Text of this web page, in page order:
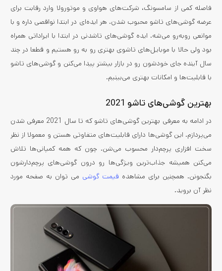
فاصله کمی از سامسونگ، شرکت‌های هواوی و موتورولا وارد رقابت برای
عرضه گوشی‌های تاشو محبوب شدن. هر ایده‌ای در ابتدا نواقصی داره و با
موانعی رو‌به‌رو می‌شه. ایده گوشی‌های تاشدنی در ابتدا با ایراداتی همراه
بود ولی حالا با موبایل‌های تاشوی بهتری رو به رو هستیم و قطعا در چند
سال آینده جای خودشون رو در بازار بیشتر پیدا می‌کنن و گوشی‌های تاشو
با قابلیت‌ها و امکانات بهتری می‌بینیم.
بهترین گوشی‌های تاشو 2021
در ادامه به معرفی بهترین گوشی‌های تاشو که تا سال 2021 معرفی شدن
می‌پردازم. این گوشی‌ها دارای قابلیت‌های متفاوتی هستن و معمولا از نظر
سخت افزاری پرچم‌دار محسوب می‌شن. چون که همه کمپانی‌ها تلاش
می‌کنن همیشه جذاب‌ترین ویژگی‌ها رو درون گوشی‌های پرچم‌دارشون
بگنجونن. همچنین برای مشاهده قیمت گوشی می توان به صفحه مورد
نظر آن بروید.